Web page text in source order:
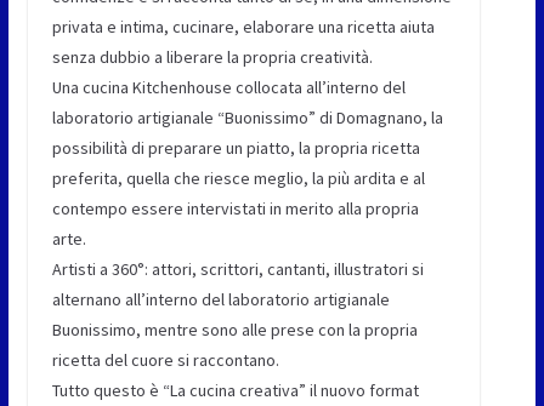
privata e intima, cucinare, elaborare una ricetta aiuta
senza dubbio a liberare la propria creatività.
Una cucina Kitchenhouse collocata all’interno del
laboratorio artigianale “Buonissimo” di Domagnano, la
possibilità di preparare un piatto, la propria ricetta
preferita, quella che riesce meglio, la più ardita e al
contempo essere intervistati in merito alla propria
arte.
Artisti a 360°: attori, scrittori, cantanti, illustratori si
alternano all’interno del laboratorio artigianale
Buonissimo, mentre sono alle prese con la propria
ricetta del cuore si raccontano.
Tutto questo è “La cucina creativa” il nuovo format